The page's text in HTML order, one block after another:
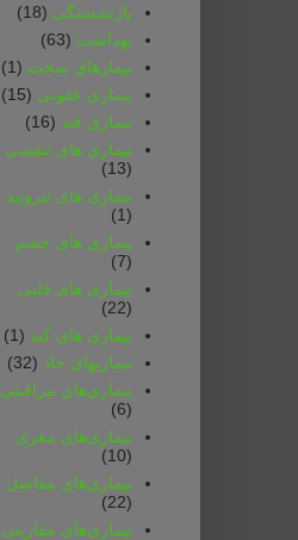
بازنشستگی (18)
بهداشت (63)
بیمارهای سخت (1)
بیماری عفونی (15)
بیماری قند (16)
بیماری های تنفسی
(13)
بیماری های تیرویید
(1)
بیماری های چشم
(7)
بیماری های قلبی
(22)
بیماری های کبد (1)
بیماریهای حاد (32)
بیماری‌های مراقبتی
(6)
بیماری‌های مغزی
(10)
بیماری‌های مفاصل
(22)
بیماری‌های مقاربتی